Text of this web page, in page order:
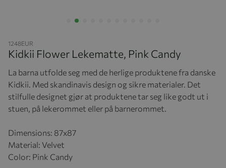
1248EUR
Kidkii Flower Lekematte, Pink Candy
La barna utfolde seg med de herlige produktene fra danske
Kidkii. Med skandinavis design og sikre materialer. Det
stilfulle designet gjør at produktene tar seg like godt ut i
stuen, på lekerommet eller på barnerommet.
Dimensions: 87x87
Material: Velvet
Color: Pink Candy